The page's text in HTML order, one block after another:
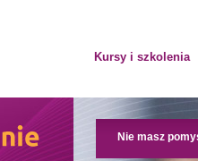
Kursy i szkolenia
Nie masz